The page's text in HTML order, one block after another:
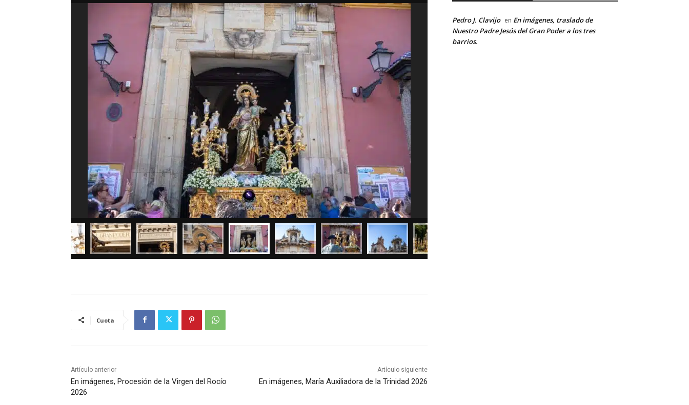
Cuota
Artículo anterior
En imágenes, Procesión de la Virgen del Rocío
2026
Artículo siguiente
En imágenes, María Auxiliadora de la Trinidad 2026
Pedro J. Clavijo en En imágenes, traslado de
Nuestro Padre Jesús del Gran Poder a los tres
barrios.